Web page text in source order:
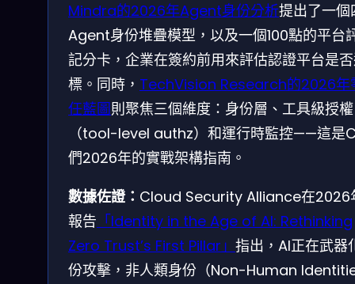
Mindra的2026年Agent身份分析提出了一個
Agent身份堆疊模型，以及一個100點的平台
記分卡，企業在簽約前用來評估認證平台是
標。同時， TechVision Research的2026年
任藍圖則聚焦三個維度：身份層、工具級授權
（tool-level authz）和運行時監控——這是
們2026年的實戰架構指南。
數據佐證： Cloud Security Alliance在2026
報告 「Identity in the Age of AI: Rethinking
Zero Trust’s First Pillar」 指出，AI正在武器
份攻擊，非人類身份（Non-Human